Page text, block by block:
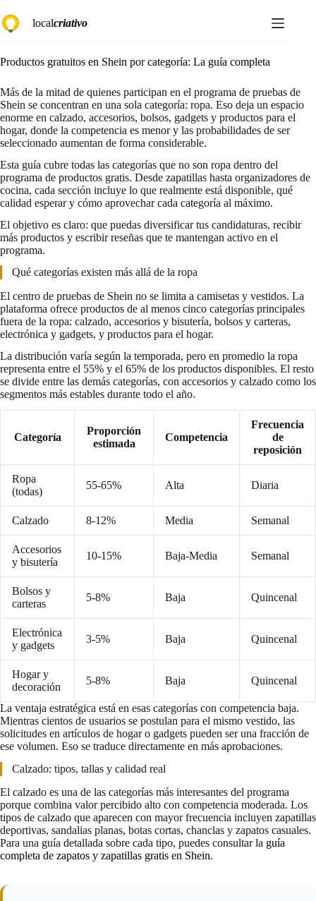
al
contenido
localcriativo
Productos gratuitos en Shein por categoría: La guía completa
Más de la mitad de quienes participan en el programa de pruebas de
Shein se concentran en una sola categoría: ropa. Eso deja un espacio
enorme en calzado, accesorios, bolsos, gadgets y productos para el
hogar, donde la competencia es menor y las probabilidades de ser
seleccionado aumentan de forma considerable.
Esta guía cubre todas las categorías que no son ropa dentro del
programa de productos gratis. Desde zapatillas hasta organizadores de
cocina, cada sección incluye lo que realmente está disponible, qué
calidad esperar y cómo aprovechar cada categoría al máximo.
El objetivo es claro: que puedas diversificar tus candidaturas, recibir
más productos y escribir reseñas que te mantengan activo en el
programa.
Qué categorías existen más allá de la ropa
El centro de pruebas de Shein no se limita a camisetas y vestidos. La
plataforma ofrece productos de al menos cinco categorías principales
fuera de la ropa: calzado, accesorios y bisutería, bolsos y carteras,
electrónica y gadgets, y productos para el hogar.
La distribución varía según la temporada, pero en promedio la ropa
representa entre el 55% y el 65% de los productos disponibles. El resto
se divide entre las demás categorías, con accesorios y calzado como los
segmentos más estables durante todo el año.
Categoría
Proporción
estimada
Competencia
Frecuencia
de
reposición
Ropa
(todas)
55-65% Alta Diaria
Calzado 8-12% Media Semanal
Accesorios
y bisutería
10-15% Baja-Media Semanal
Bolsos y
carteras
5-8% Baja Quincenal
Electrónica
y gadgets
3-5% Baja Quincenal
Hogar y
decoración
5-8% Baja Quincenal
La ventaja estratégica está en esas categorías con competencia baja.
Mientras cientos de usuarios se postulan para el mismo vestido, las
solicitudes en artículos de hogar o gadgets pueden ser una fracción de
ese volumen. Eso se traduce directamente en más aprobaciones.
Calzado: tipos, tallas y calidad real
El calzado es una de las categorías más interesantes del programa
porque combina valor percibido alto con competencia moderada. Los
tipos de calzado que aparecen con mayor frecuencia incluyen zapatillas
deportivas, sandalias planas, botas cortas, chanclas y zapatos casuales.
Para una guía detallada sobre cada tipo, puedes consultar la guía
completa de zapatos y zapatillas gratis en Shein.